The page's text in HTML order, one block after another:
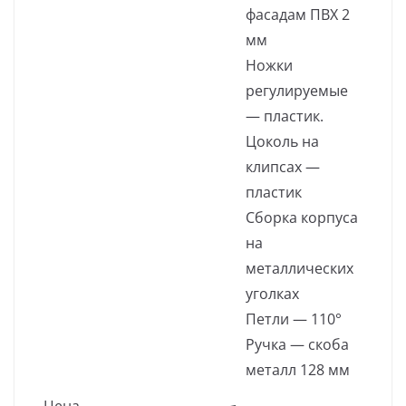
фасадам ПВХ 2
мм
Ножки
регулируемые
— пластик.
Цоколь на
клипсах —
пластик
Сборка корпуса
на
металлических
уголках
Петли — 110°
Ручка — скоба
металл 128 мм